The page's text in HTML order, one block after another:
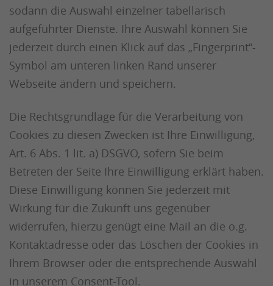
sodann die Auswahl einzelner tabellarisch
aufgeführter Dienste. Ihre Auswahl können Sie
jederzeit durch einen Klick auf das „Fingerprint“-
Symbol am unteren linken Rand unserer
Webseite ändern und speichern.
Die Rechtsgrundlage für die Verarbeitung von
Cookies zu diesen Zwecken ist Ihre Einwilligung,
Art. 6 Abs. 1 lit. a) DSGVO, sofern Sie beim
Betreten der Seite Ihre Einwilligung erklärt haben.
Diese Einwilligung können Sie jederzeit mit
Wirkung für die Zukunft uns gegenüber
widerrufen, hierzu genügt eine Mail an die o.g.
Kontaktadresse oder das Löschen der Cookies in
Ihrem Browser oder die entsprechende Auswahl
in unserem Consent-Tool.